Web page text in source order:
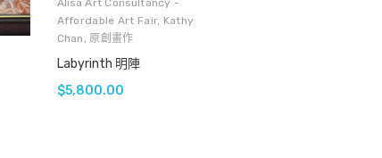
Affordable Art Fair, Kathy
Chan
原創畫作
Labyrinth 明陣
$5,800.00